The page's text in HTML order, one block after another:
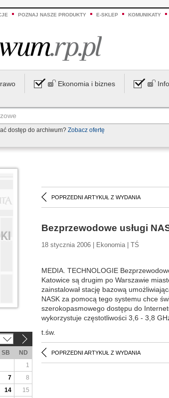
POZNAJ NASZE PRODUKTY E-SKLEP KOMUNIKATY
Ekonomia i biznes
dostęp do archiwum? Zobacz ofertę
POPRZEDNI ARTYKUŁ Z WYDANIA
Bezprzewodowe usługi
18 stycznia 2006 | Ekonomia | TŚ
MEDIA. TECHNOLOGIE
Katowice są drugim po Warszawie
zainstalował stację bazową
NASK za pomocą tego systemu chce
szerokopasmowego dostępu do
wykorzystuje częstotliwości 3,6 - 3,8
t.św.
POPRZEDNI ARTYKUŁ Z WYDANIA
SB
ND
1
7
8
14
15